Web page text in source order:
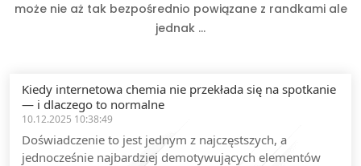
może nie aż tak bezpośrednio powiązane z randkami ale
jednak ...
Kiedy internetowa chemia nie przekłada się na spotkanie
— i dlaczego to normalne
10.12.2025 10:38:49
Doświadczenie to jest jednym z najczęstszych, a
jednocześnie najbardziej demotywujących elementów